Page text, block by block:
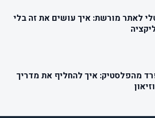
לאתר מורשת: איך עושים את זה בלי
מהפלסטיק: איך להחליף את מדריך